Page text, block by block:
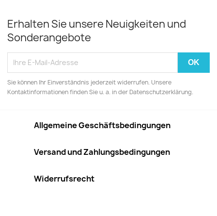
Erhalten Sie unsere Neuigkeiten und
Sonderangebote
Sie können Ihr Einverständnis jederzeit widerrufen. Unsere
Kontaktinformationen finden Sie u. a. in der Datenschutzerklärung.
Allgemeine Geschäftsbedingungen
Versand und Zahlungsbedingungen
Widerrufsrecht